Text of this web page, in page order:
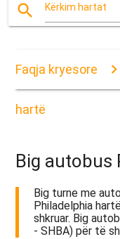
search Kërkim hartat
Faqja kryesore
hartë
Big autobus
Big turne me
Philadelphia
shkruar. Big
- SHBA) për të